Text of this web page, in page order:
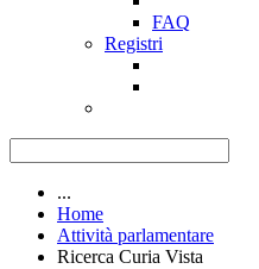
FAQ
Registri
...
Home
Attività parlamentare
Ricerca Curia Vista